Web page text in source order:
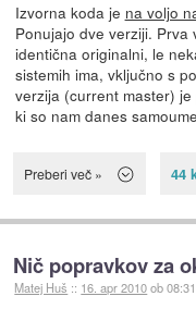
Izvorna koda je na voljo
Ponujajo dve verziji.
identična originalni, le
sistemih ima, vključno s
verzija (current master)
ki so nam danes
Preberi več » 44
Nič popravkov za
Matej Huš :: 16. apr 2010ob 08:31